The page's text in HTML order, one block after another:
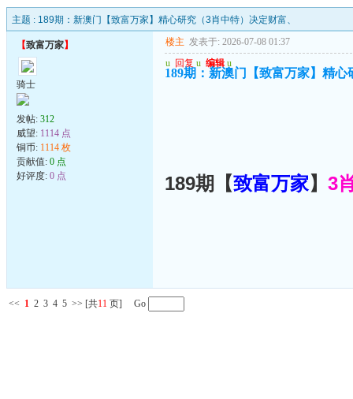
主题 : 189期：新澳门【致富万家】精心研究（3肖中特）决定财富、
【致富万家】
骑士
发帖: 312
威望: 1114 点
铜币: 1114 枚
贡献值: 0 点
好评度: 0 点
楼主 发表于: 2026-07-08 01:37
u 回复 u 编辑 u
189期：新澳门【致富万家】精
189期【致富万家】 3
<< 1 2 3 4 5 >> [共11 页] Go